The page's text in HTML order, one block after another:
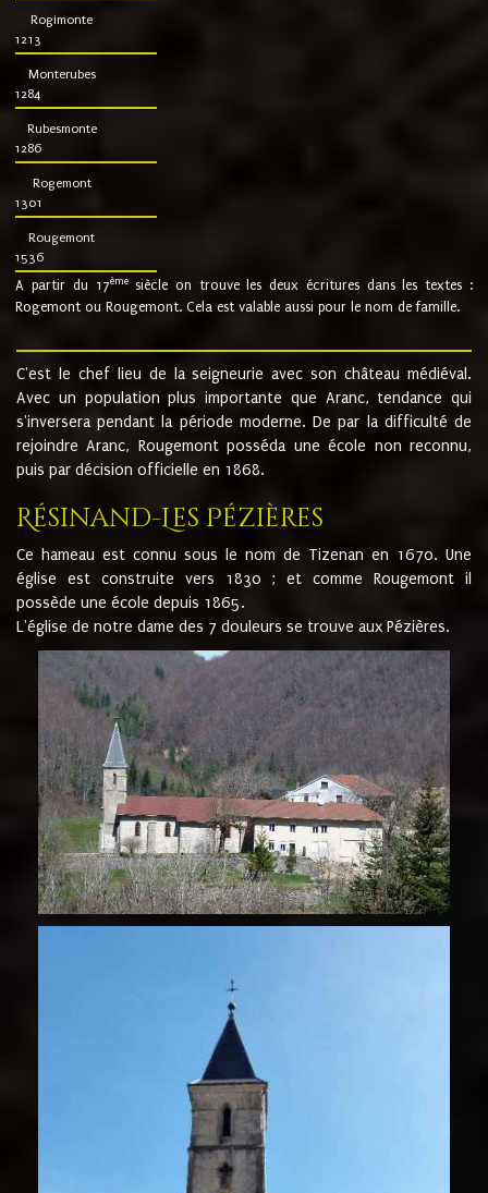
Rogimonte
1213
Monterubes
1284
Rubesmonte
1286
Rogemont
1301
Rougemont
1536
A partir du 17ème siècle on trouve les deux écritures dans les textes :
Rogemont ou Rougemont. Cela est valable aussi pour le nom de famille.
C'est le chef lieu de la seigneurie avec son château médiéval.
Avec un population plus importante que Aranc, tendance qui
s'inversera pendant la période moderne. De par la difficulté de
rejoindre Aranc, Rougemont posséda une école non reconnu,
puis par décision officielle en 1868.
Résinand-Les Pézières
Ce hameau est connu sous le nom de Tizenan en 1670. Une
église est construite vers 1830 ; et comme Rougemont il
possède une école depuis 1865.
L'église de notre dame des 7 douleurs se trouve aux Pézières.